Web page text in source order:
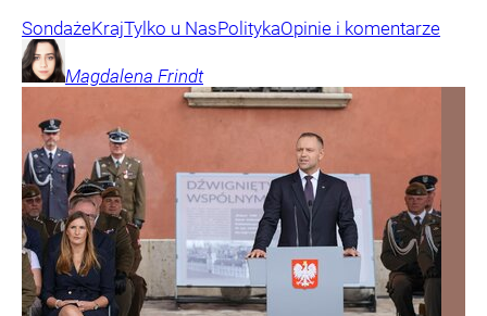
SondażeKrajTylko u NasPolitykaOpinie i komentarze
Magdalena Frindt